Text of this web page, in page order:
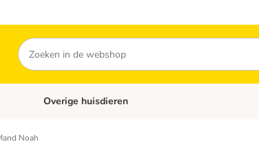
Zoeken
Open categoriemenu: Katten
Overige huisdieren
Noah